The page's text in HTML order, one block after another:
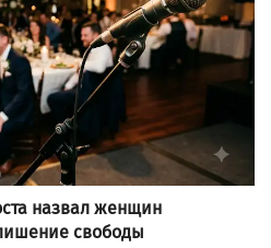
назвал женщин
свободы